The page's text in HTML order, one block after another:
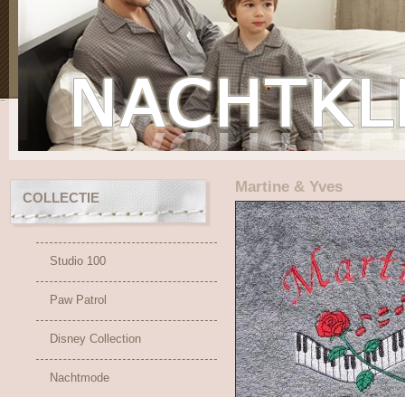
COLLECTIE
Studio 100
Paw Patrol
Disney Collection
Nachtmode
Martine & Yves